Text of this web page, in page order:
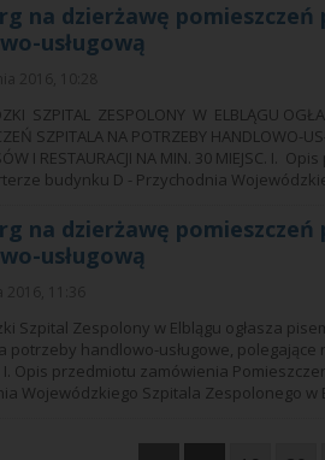
na dzierżawę pomieszczeń
usługową
SZPITAL ZESPOLONY W ELBLĄGU
SZPITALA NA POTRZEBY HANDLOWO-
I RESTAURACJI NA MIN. 30 MIEJSC.
budynku D - Przychodnia
na dzierżawę pomieszczeń
usługową
Szpital Zespolony w Elblągu ogłasza
potrzeby handlowo-usługowe,
I. Opis przedmiotu zamówienia
Wojewódzkiego Szpitala Zespolonego w